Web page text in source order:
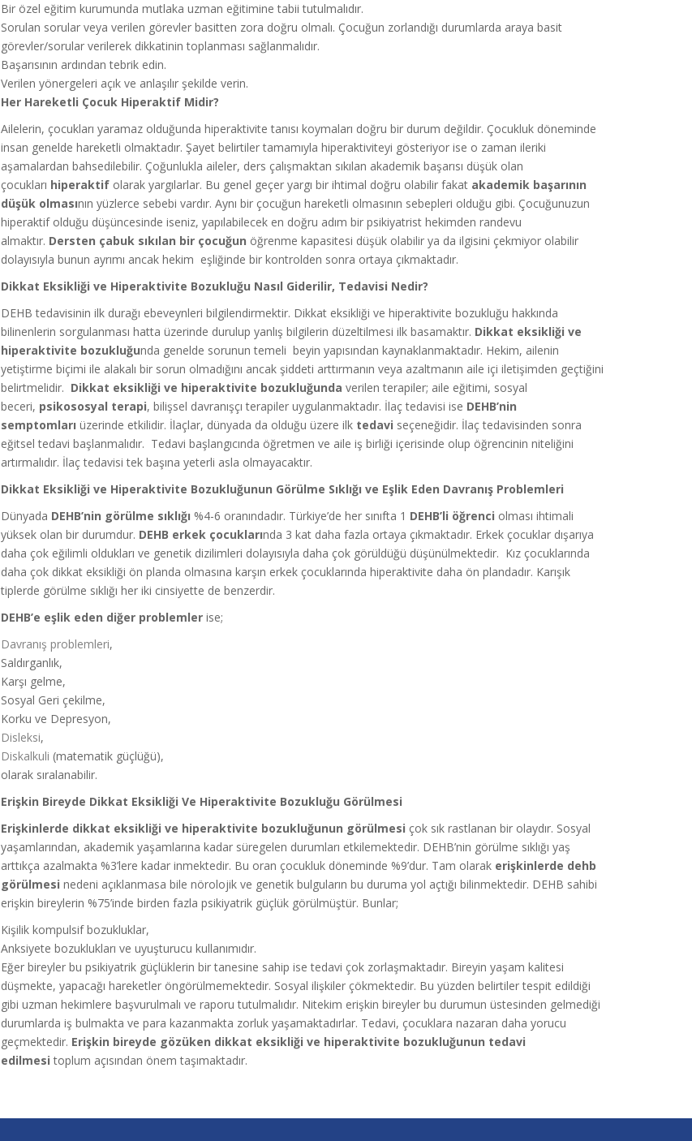
Bir özel eğitim kurumunda mutlaka uzman eğitimine tabii tutulmalıdır.
Sorulan sorular veya verilen görevler basitten zora doğru olmalı. Çocuğun zorlandığı durumlarda araya basit
görevler/sorular verilerek dikkatinin toplanması sağlanmalıdır.
Başarısının ardından tebrik edin.
Verilen yönergeleri açık ve anlaşılır şekilde verin.
Her Hareketli Çocuk Hiperaktif Midir?
Ailelerin, çocukları yaramaz olduğunda hiperaktivite tanısı koymaları doğru bir durum değildir. Çocukluk döneminde
insan genelde hareketli olmaktadır. Şayet belirtiler tamamıyla hiperaktiviteyi gösteriyor ise o zaman ileriki
aşamalardan bahsedilebilir. Çoğunlukla aileler, ders çalışmaktan sıkılan akademik başarısı düşük olan
çocukları hiperaktif olarak yargılarlar. Bu genel geçer yargı bir ihtimal doğru olabilir fakat akademik başarının
düşük olmasının yüzlerce sebebi vardır. Aynı bir çocuğun hareketli olmasının sebepleri olduğu gibi. Çocuğunuzun
hiperaktif olduğu düşüncesinde iseniz, yapılabilecek en doğru adım bir psikiyatrist hekimden randevu
almaktır. Dersten çabuk sıkılan bir çocuğun öğrenme kapasitesi düşük olabilir ya da ilgisini çekmiyor olabilir
dolayısıyla bunun ayrımı ancak hekim eşliğinde bir kontrolden sonra ortaya çıkmaktadır.
Dikkat Eksikliği ve Hiperaktivite Bozukluğu Nasıl Giderilir, Tedavisi Nedir?
DEHB tedavisinin ilk durağı ebeveynleri bilgilendirmektir. Dikkat eksikliği ve hiperaktivite bozukluğu hakkında
bilinenlerin sorgulanması hatta üzerinde durulup yanlış bilgilerin düzeltilmesi ilk basamaktır. Dikkat eksikliği ve
hiperaktivite bozukluğunda genelde sorunun temeli beyin yapısından kaynaklanmaktadır. Hekim, ailenin
yetiştirme biçimi ile alakalı bir sorun olmadığını ancak şiddeti arttırmanın veya azaltmanın aile içi iletişimden geçtiğini
belirtmelidir. Dikkat eksikliği ve hiperaktivite bozukluğunda verilen terapiler; aile eğitimi, sosyal
beceri, psikososyal terapi, bilişsel davranışçı terapiler uygulanmaktadır. İlaç tedavisi ise DEHB’nin
semptomları üzerinde etkilidir. İlaçlar, dünyada da olduğu üzere ilk tedavi seçeneğidir. İlaç tedavisinden sonra
eğitsel tedavi başlanmalıdır. Tedavi başlangıcında öğretmen ve aile iş birliği içerisinde olup öğrencinin niteliğini
artırmalıdır. İlaç tedavisi tek başına yeterli asla olmayacaktır.
Dikkat Eksikliği ve Hiperaktivite Bozukluğunun Görülme Sıklığı ve Eşlik Eden Davranış Problemleri
Dünyada DEHB’nin görülme sıklığı %4-6 oranındadır. Türkiye’de her sınıfta 1 DEHB’li öğrenci olması ihtimali
yüksek olan bir durumdur. DEHB erkek çocuklarında 3 kat daha fazla ortaya çıkmaktadır. Erkek çocuklar dışarıya
daha çok eğilimli oldukları ve genetik dizilimleri dolayısıyla daha çok görüldüğü düşünülmektedir. Kız çocuklarında
daha çok dikkat eksikliği ön planda olmasına karşın erkek çocuklarında hiperaktivite daha ön plandadır. Karışık
tiplerde görülme sıklığı her iki cinsiyette de benzerdir.
DEHB’e eşlik eden diğer problemler ise;
Davranış problemleri,
Saldırganlık,
Karşı gelme,
Sosyal Geri çekilme,
Korku ve Depresyon,
Disleksi,
Diskalkuli (matematik güçlüğü),
olarak sıralanabilir.
Erişkin Bireyde Dikkat Eksikliği Ve Hiperaktivite Bozukluğu Görülmesi
Erişkinlerde dikkat eksikliği ve hiperaktivite bozukluğunun görülmesi çok sık rastlanan bir olaydır. Sosyal
yaşamlarından, akademik yaşamlarına kadar süregelen durumları etkilemektedir. DEHB’nin görülme sıklığı yaş
arttıkça azalmakta %3’lere kadar inmektedir. Bu oran çocukluk döneminde %9’dur. Tam olarak erişkinlerde dehb
görülmesi nedeni açıklanmasa bile nörolojik ve genetik bulguların bu duruma yol açtığı bilinmektedir. DEHB sahibi
erişkin bireylerin %75’inde birden fazla psikiyatrik güçlük görülmüştür. Bunlar;
Kişilik kompulsif bozukluklar,
Anksiyete bozuklukları ve uyuşturucu kullanımıdır.
Eğer bireyler bu psikiyatrik güçlüklerin bir tanesine sahip ise tedavi çok zorlaşmaktadır. Bireyin yaşam kalitesi
düşmekte, yapacağı hareketler öngörülmemektedir. Sosyal ilişkiler çökmektedir. Bu yüzden belirtiler tespit edildiği
gibi uzman hekimlere başvurulmalı ve raporu tutulmalıdır. Nitekim erişkin bireyler bu durumun üstesinden gelmediği
durumlarda iş bulmakta ve para kazanmakta zorluk yaşamaktadırlar. Tedavi, çocuklara nazaran daha yorucu
geçmektedir. Erişkin bireyde gözüken dikkat eksikliği ve hiperaktivite bozukluğunun tedavi
edilmesitoplum açısından önem taşımaktadır.